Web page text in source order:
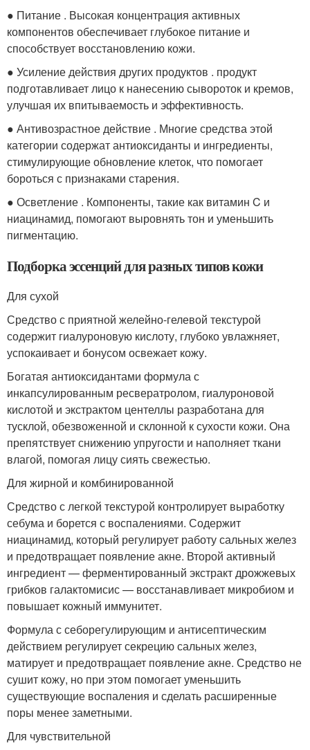
● Питание . Высокая концентрация активных
компонентов обеспечивает глубокое питание и
способствует восстановлению кожи.
● Усиление действия других продуктов . продукт
подготавливает лицо к нанесению сывороток и кремов,
улучшая их впитываемость и эффективность.
● Антивозрастное действие . Многие средства этой
категории содержат антиоксиданты и ингредиенты,
стимулирующие обновление клеток, что помогает
бороться с признаками старения.
● Осветление . Компоненты, такие как витамин C и
ниацинамид, помогают выровнять тон и уменьшить
пигментацию.
Подборка эссенций для разных типов кожи
Для сухой
Средство с приятной желейно-гелевой текстурой
содержит гиалуроновую кислоту, глубоко увлажняет,
успокаивает и бонусом освежает кожу.
Богатая антиоксидантами формула с
инкапсулированным ресвератролом, гиалуроновой
кислотой и экстрактом центеллы разработана для
тусклой, обезвоженной и склонной к сухости кожи. Она
препятствует снижению упругости и наполняет ткани
влагой, помогая лицу сиять свежестью.
Для жирной и комбинированной
Средство с легкой текстурой контролирует выработку
себума и борется с воспалениями. Содержит
ниацинамид, который регулирует работу сальных желез
и предотвращает появление акне. Второй активный
ингредиент — ферментированный экстракт дрожжевых
грибков галактомисис — восстанавливает микробиом и
повышает кожный иммунитет.
Формула с себорегулирующим и антисептическим
действием регулирует секрецию сальных желез,
матирует и предотвращает появление акне​​. Средство не
сушит кожу, но при этом помогает уменьшить
существующие воспаления и сделать расширенные
поры менее заметными.
Для чувствительной